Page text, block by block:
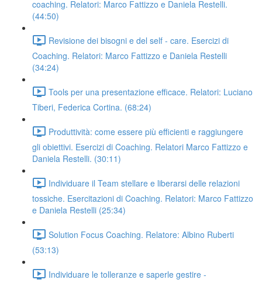
coaching. Relatori: Marco Fattizzo e Daniela Restelli.
(44:50)
Revisione dei bisogni e del self - care. Esercizi di
Coaching. Relatori: Marco Fattizzo e Daniela Restelli
(34:24)
Tools per una presentazione efficace. Relatori: Luciano
Tiberi, Federica Cortina. (68:24)
Produttività: come essere più efficienti e raggiungere
gli obiettivi. Esercizi di Coaching. Relatori Marco Fattizzo e
Daniela Restelli. (30:11)
Individuare il Team stellare e liberarsi delle relazioni
tossiche. Esercitazioni di Coaching. Relatori: Marco Fattizzo
e Daniela Restelli (25:34)
Solution Focus Coaching. Relatore: Albino Ruberti
(53:13)
Individuare le tolleranze e saperle gestire -